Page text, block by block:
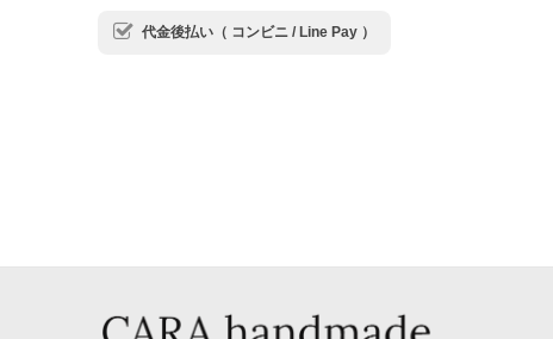
代金後払い（ コンビニ / Line Pay ）